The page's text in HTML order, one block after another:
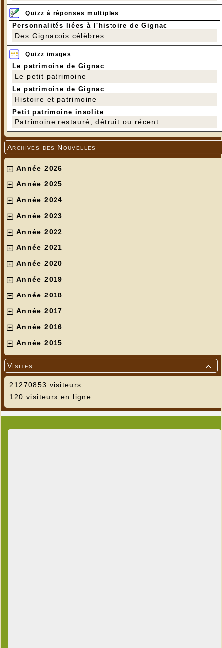
Quizz à réponses multiples
Personnalités liées à l'histoire de Gignac
Des Gignacois célèbres
Quizz images
Le patrimoine de Gignac
Le petit patrimoine
Le patrimoine de Gignac
Histoire et patrimoine
Petit patrimoine insolite
Patrimoine restauré, détruit ou récent
Archives des Nouvelles
Année 2026
Année 2025
Année 2024
Année 2023
Année 2022
Année 2021
Année 2020
Année 2019
Année 2018
Année 2017
Année 2016
Année 2015

Visites
21270853 visiteurs
120 visiteurs en ligne